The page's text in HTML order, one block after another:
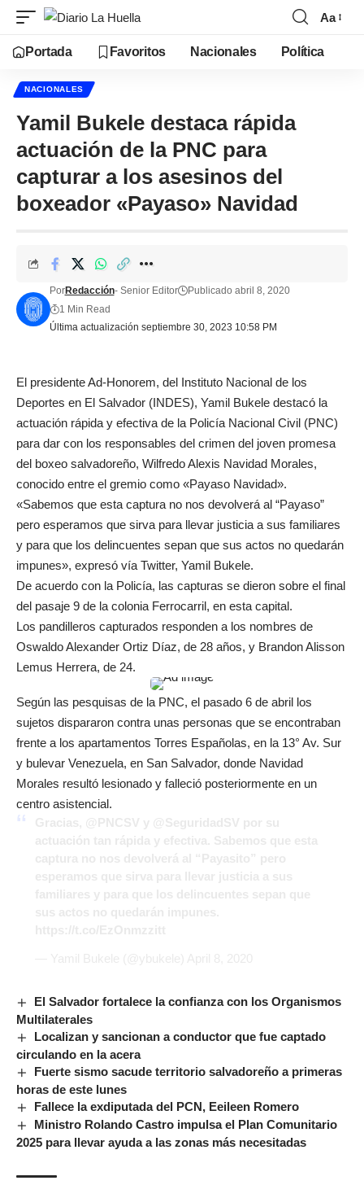
Aa
Portada Favoritos Nacionales Política
NACIONALES
Yamil Bukele destaca rápida
actuación de la PNC para
capturar a los asesinos del
boxeador «Payaso» Navidad
Última actualización septiembre 30, 2023 10:58 PM
PorRedacción- Senior Editor
Publicado abril 8, 2020
1 Min Read
El presidente Ad-Honorem, del Instituto Nacional de los
Deportes en El Salvador (INDES), Yamil Bukele destacó la
actuación rápida y efectiva de la Policía Nacional Civil (PNC)
para dar con los responsables del crimen del joven promesa
del boxeo salvadoreño, Wilfredo Alexis Navidad Morales,
conocido entre el gremio como «Payaso Navidad».
«Sabemos que esta captura no nos devolverá al “Payaso”
pero esperamos que sirva para llevar justicia a sus familiares
y para que los delincuentes sepan que sus actos no quedarán
impunes», expresó vía Twitter, Yamil Bukele.
De acuerdo con la Policía, las capturas se dieron sobre el final
del pasaje 9 de la colonia Ferrocarril, en esta capital.
Los pandilleros capturados responden a los nombres de
Oswaldo Alexander Ortiz Díaz, de 28 años, y Brandon Alisson
Lemus Herrera, de 24.
Según las pesquisas de la PNC, el pasado 6 de abril los
sujetos dispararon contra unas personas que se encontraban
frente a los apartamentos Torres Españolas, en la 13° Av. Sur
y bulevar Venezuela, en San Salvador, donde Navidad
Morales resultó lesionado y falleció posteriormente en un
centro asistencial.
El Salvador fortalece la confianza con los Organismos
Multilaterales
Localizan y sancionan a conductor que fue captado
circulando en la acera
Fuerte sismo sacude territorio salvadoreño a primeras
horas de este lunes
Fallece la exdiputada del PCN, Eeileen Romero
Ministro Rolando Castro impulsa el Plan Comunitario
2025 para llevar ayuda a las zonas más necesitadas